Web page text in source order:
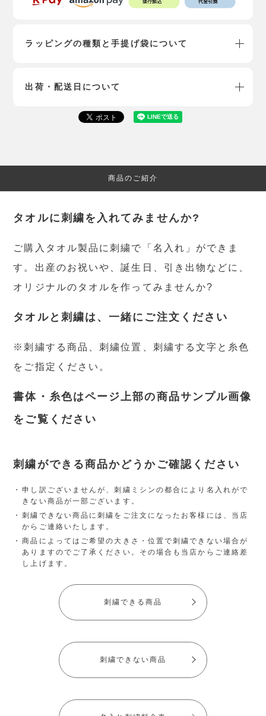
ラッピングの種類と手提げ袋について
出荷・配送日について
商品のご紹介
タオルに刺繍を入れてみませんか?
ご購入タオル製品に刺繍で「名入れ」ができま
す。出産のお祝いや、誕生日、引き出物などに、
オリジナルのタオルを作ってみませんか?
タオルと刺繍は、一緒にご注文ください
※刺繍する商品、刺繍位置、刺繍する文字と糸色
をご指定ください。
書体・糸色はページ上部の商品サンプル画像
をご覧ください
刺繍ができる商品かどうかご確認ください
申し訳ございませんが、刺繍ミシンの都合により名入れがで
きない商品が一部ございます。
刺繍できない商品に刺繍をご注文になったお客様には、当店
からご連絡いたします。
商品によってはご希望の大きさ・位置で刺繍できない場合が
ありますのでご了承ください。その場合も当店からご連絡差
し上げます。
刺繍できる商品
刺繍できない商品